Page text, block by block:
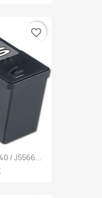
/ J5566...
favorite_border